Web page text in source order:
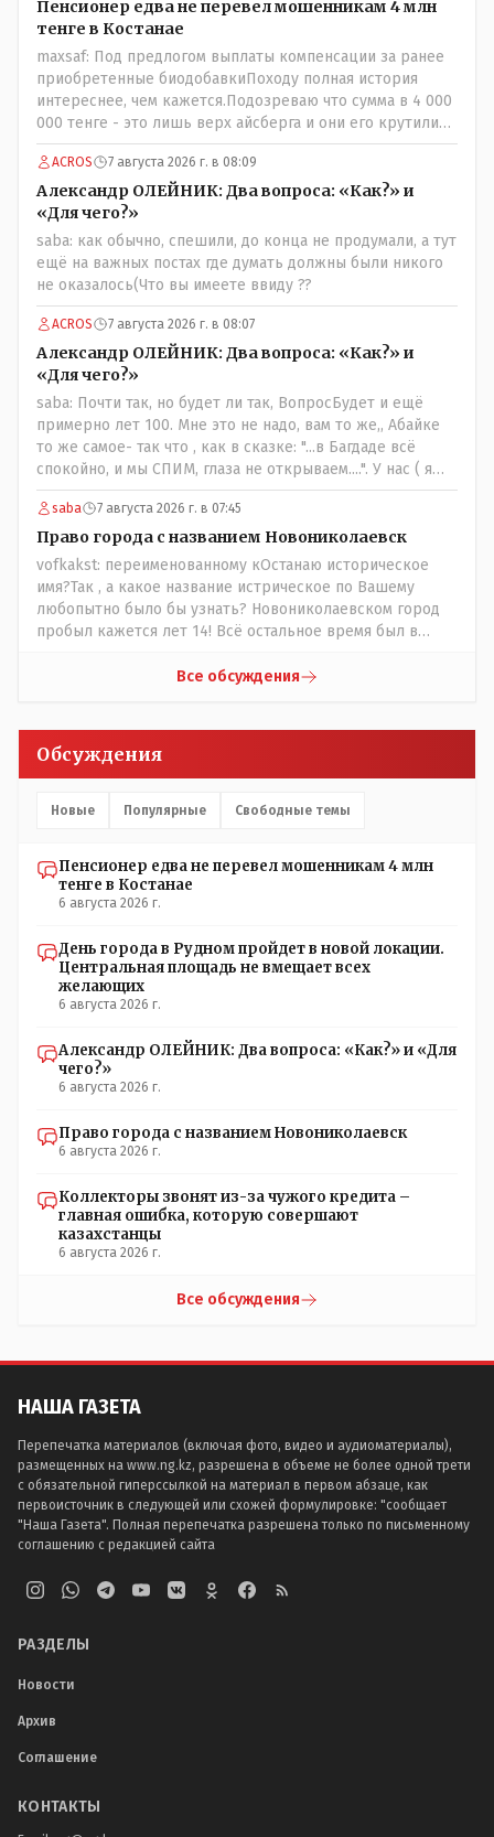
назваали его Константиние. И лишь в 1930 году
переименовали в Истанбул.
Пенсионер едва не перевел мошенникам 4 млн
тенге в Костанае
maxsaf: Под предлогом выплаты компенсации за ранее
приобретенные биодобавкиПоходу полная история
интереснее, чем кажется.Подозреваю что сумма в 4 000
000 тенге - это лишь верх айсберга и они его крутили
по полной за эти биодобавки.
ACROS 7 августа 2026 г. в 08:09
Александр ОЛЕЙНИК: Два вопроса: «Как?» и
«Для чего?»
saba: как обычно, спешили, до конца не продумали, а тут
ещё на важных постах где думать должны были никого
не оказалось(Что вы имеете ввиду ??
ACROS 7 августа 2026 г. в 08:07
Александр ОЛЕЙНИК: Два вопроса: «Как?» и
«Для чего?»
saba: Почти так, но будет ли так, ВопросБудет и ещё
примерно лет 100. Мне это не надо, вам то же,, Абайке
то же самое- так что , как в сказке: "...в Багдаде всё
спокойно, и мы СПИМ, глаза не открываем....". У нас ( я
сужу лично и это моё мнение- может ошибочное, но это
моё личное) менталитет такой - спокойный и
пофигистский, в генах и в крови уважение и почтение к
старшим ( под старшим надо понимать - по возрасту, по
социальному положению, по богатству, по родословной
и так далее) передающиее с молоком матери. Не зря же
принято: - старший род из Младшего Жуза подчиняется
и уважает младший род из Среднего Жуза, и старший
род из Среднего Жуза так же поступает по отношению к
младшему роду из Старшего Жуза. Этого сейчас не
подсознательном уровне - это сидит. Так что пока будет
так.
saba 7 августа 2026 г. в 07:45
Право города с названием Новониколаевск
vofkakst: переименованному кОстанаю историческое
имя?Так , а какое название истрическое по Вашему
любопытно было бы узнать? Новониколаевском город
пробыл кажется лет 14! Всё остальное время был в
Костанай. Что не так? При чём здесь ономасты? Был
историческое?
Все обсуждения
Обсуждения
Новые Популярные Свободные темы
Пенсионер едва не перевел мошенникам 4 млн
тенге в Костанае
6 августа 2026 г.
День города в Рудном пройдет в новой локации.
Центральная площадь не вмещает всех
желающих
6 августа 2026 г.
Александр ОЛЕЙНИК: Два вопроса: «Как?» и «Для
чего?»
6 августа 2026 г.
Право города с названием Новониколаевск
6 августа 2026 г.
Коллекторы звонят из-за чужого кредита –
главная ошибка, которую совершают
казахстанцы
6 августа 2026 г.
Все обсуждения
НАША ГАЗЕТА
Перепечатка материалов (включая фото, видео и аудиоматериалы),
размещенных на www.ng.kz, разрешена в объеме не более одной трети
с обязательной гиперссылкой на материал в первом абзаце, как
первоисточник в следующей или схожей формулировке: "сообщает
"Наша Газета". Полная перепечатка разрешена только по письменному
соглашению с редакцией сайта
РАЗДЕЛЫ
Новости
Архив
Соглашение
КОНТАКТЫ